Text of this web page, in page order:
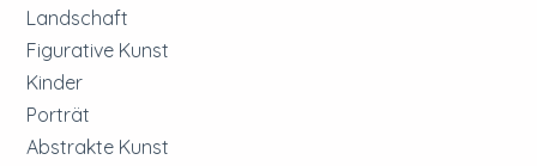
Landschaft
Figurative Kunst
Kinder
Porträt
Abstrakte Kunst